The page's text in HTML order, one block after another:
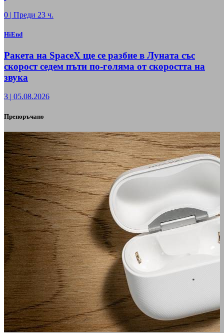
0 | Преди 23 ч.
HiEnd
Ракета на SpaceX ще се разбие в Луната със
скорост седем пъти по-голяма от скоростта на
звука
3 | 05.08.2026
Препоръчано